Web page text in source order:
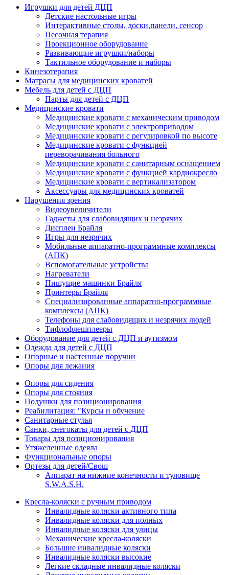
Игрушки для детей ДЦП
Детские настольные игры
Интерактивные столы, доски,панели, сенсор
Песочная терапия
Проекционное оборудование
Развивающие игрушки/наборы
Тактильное оборудование и наборы
Кинезотерапия
Матрасы для медицинских кроватей
Мебель для детей с ДЦП
Парты для детей с ДЦП
Медицинские кровати
Медицинские кровати с механическим приводом
Медицинские кровати с электроприводом
Медицинские кровати с регулировкой по высоте
Медицинские кровати с функцией
переворачивания больного
Медицинские кровати с санитарным оснащением
Медицинские кровати с функцией кардиокресло
Медицинские кровати с вертикализатором
Аксессуары для медицинских кроватей
Нарушения зрения
Видеоувеличители
Гаджеты для слабовидящих и незрячих
Дисплеи Брайля
Игры для незрячих
Мобильные аппаратно-программные комплексы
(АПК)
Вспомогательные устройства
Нагреватели
Пишущие машинки Брайля
Принтеры Брайля
Специализированные аппаратно-программные
комплексы (АПК)
Телефоны для слабовидящих и незрячих людей
Тифлофлешплееры
Оборудование для детей с ДЦП и аутизмом
Одежда для детей с ДЦП
Опорные и настенные поручни
Опоры для лежания
Опоры для сидения
Опоры для стояния
Подушки для позиционирования
Реабилитация: "Курсы и обучение
Санитарные стулья
Санки, снегокаты для детей с ДЦП
Товары для позиционирования
Утяжеленные одеяла
Функциональные опоры
Ортезы для детей/Свош
Аппарат на нижние конечности и туловище
S.W.A.S.H.
Кресла-коляски с ручным приводом
Инвалидные коляски активного типа
Инвалидные коляски для полных
Инвалидные коляски для улицы
Механические кресла-коляски
Большие инвалидные коляски
Инвалидные коляски высокие
Легкие складные инвалидные коляски